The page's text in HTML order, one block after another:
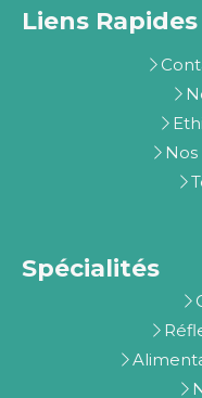
Liens Rapides
Spécialités